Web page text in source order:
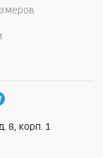
8, корп. 1